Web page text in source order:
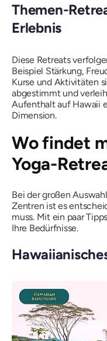
Themen-
Erlebnis
Diese Retreats
Beispiel Stärkung,
Kurse und Aktivitäten
abgestimmt und
Aufenthalt auf Hawaii
Dimension.
Wo findet
Yoga-
Bei der großen
Zentren ist es
muss. Mit ein paar
Ihre Bedürfnisse.